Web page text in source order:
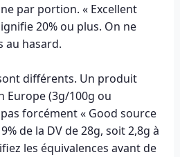
par portion. « Excellent
20% ou plus. On ne
au hasard.
différents. Un produit
Europe (3g/100g ou
forcément « Good source
de la DV de 28g, soit 2,8g à
les équivalences avant de